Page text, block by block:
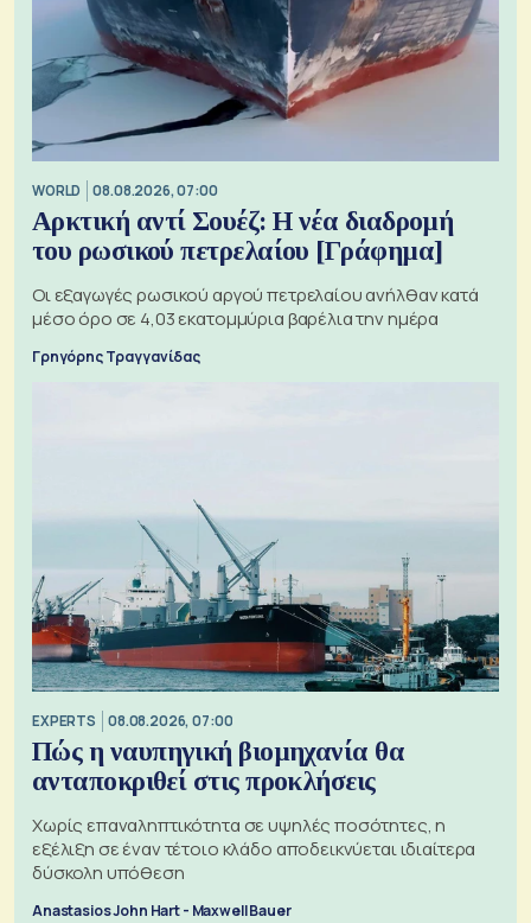
WORLD 08.08.2026, 07:00
Αρκτική αντί Σουέζ: Η νέα διαδρομή
του ρωσικού πετρελαίου [Γράφημα]
Οι εξαγωγές ρωσικού αργού πετρελαίου ανήλθαν κατά
μέσο όρο σε 4,03 εκατομμύρια βαρέλια την ημέρα
Γρηγόρης Τραγγανίδας
EXPERTS 08.08.2026, 07:00
Πώς η ναυπηγική βιομηχανία θα
ανταποκριθεί στις προκλήσεις
Χωρίς επαναληπτικότητα σε υψηλές ποσότητες, η
εξέλιξη σε έναν τέτοιο κλάδο αποδεικνύεται ιδιαίτερα
δύσκολη υπόθεση
Anastasios John Hart - Maxwell Bauer